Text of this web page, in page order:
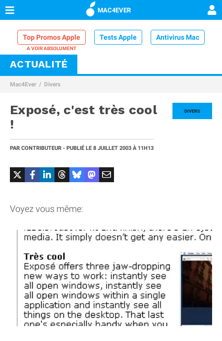
MAC4EVER
Top Promos Apple Tests Apple Antivirus Mac
VPN Mac
Comparatif iPhone
ACTUALITÉ
Mac4Ever Divers
DIVERS
Exposé, c'est très cool
!
PAR CONTRIBUTEUR - PUBLIÉ LE 8 JUILLET 2003 À 11H13
Voyez vous même: